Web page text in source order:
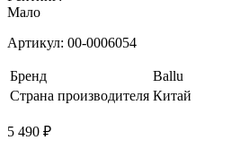
Мало
Артикул: 00-0006054
Бренд
Ballu
Страна производителя Китай
5 490 ₽